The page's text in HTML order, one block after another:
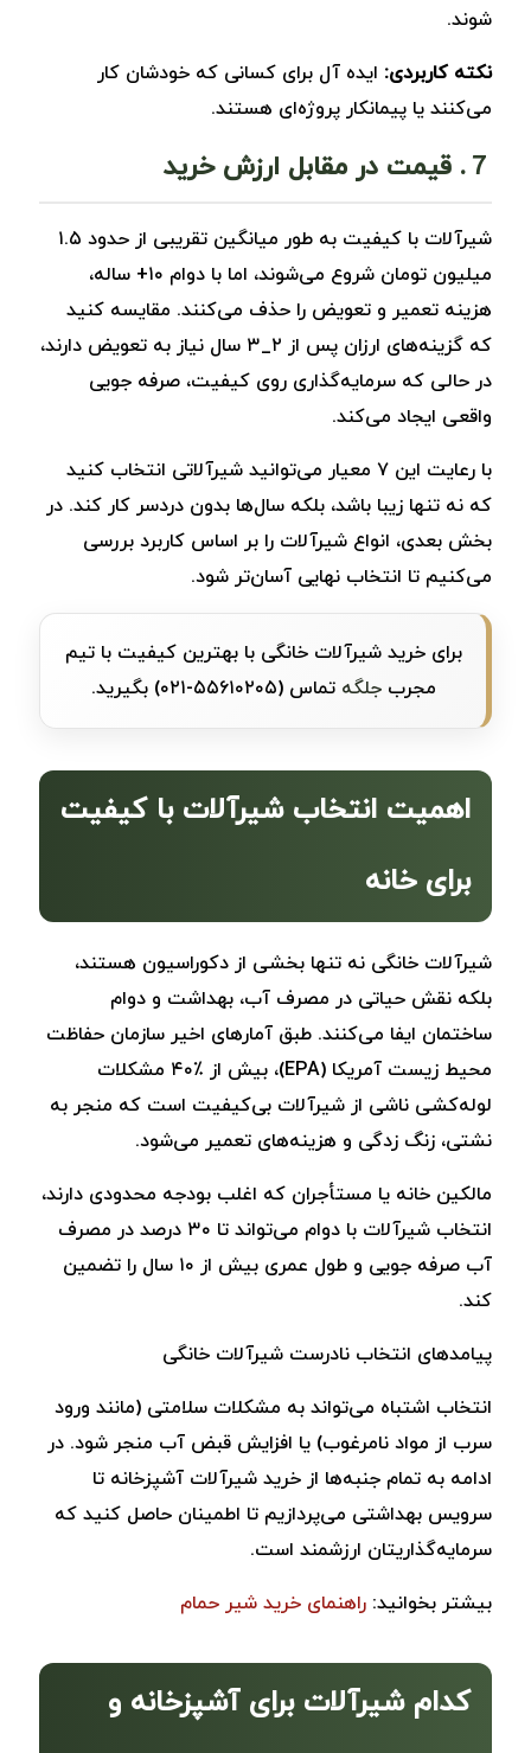
شوند.
نکته کاربردی: ایده آل برای کسانی که خودشان کار
می‌کنند یا پیمانکار پروژه‌‌ای هستند.
７. قیمت در مقابل ارزش خرید
شیرآلات با کیفیت به طور میانگین تقریبی از حدود ۱.۵
میلیون تومان شروع می‌شوند، اما با دوام ۱۰+ ساله،
هزینه تعمیر و تعویض را حذف می‌کنند. مقایسه کنید
که گزینه‌های ارزان پس از ۲_۳ سال نیاز به تعویض دارند،
در حالی که سرمایه‌گذاری روی کیفیت، صرفه ‌جویی
واقعی ایجاد می‌کند.
با رعایت این ۷ معیار می‌توانید شیرآلاتی انتخاب کنید
که نه تنها زیبا باشد، بلکه سال‌ها بدون دردسر کار کند. در
بخش بعدی، انواع شیرآلات را بر اساس کاربرد بررسی
می‌کنیم تا انتخاب نهایی آسان‌تر شود.
برای خرید شیرآلات خانگی با بهترین کیفیت با تیم
مجربجلگه تماس (۵۵۶۱۰۲۰۵-۰۲۱ ) بگیرید.
اهمیت انتخاب شیرآلات با کیفیت
برای خانه
شیرآلات خانگی نه تنها بخشی از دکوراسیون هستند،
بلکه نقش حیاتی در مصرف آب، بهداشت و دوام
ساختمان ایفا می‌کنند. طبق آمارهای اخیر سازمان حفاظت
محیط زیست آمریکا (EPA)، بیش از ٪۴۰ مشکلات
لوله‌کشی ناشی از شیرآلات بی‌کیفیت است که منجر به
نشتی، زنگ ‌زدگی و هزینه‌های تعمیر می‌شود.
مالکین خانه یا مستأجران که اغلب بودجه محدودی دارند،
انتخاب شیرآلات با دوام می‌تواند تا ۳۰ درصد در مصرف
آب صرفه‌ جویی و طول عمری بیش از ۱۰ سال را تضمین
کند.
پیامدهای انتخاب نادرست شیرآلات خانگی
انتخاب اشتباه می‌تواند به مشکلات سلامتی (مانند ورود
سرب از مواد نامرغوب) یا افزایش قبض آب منجر شود. در
ادامه به تمام جنبه‌ها از خرید شیرآلات آشپزخانه تا
سرویس بهداشتی می‌پردازیم تا اطمینان حاصل کنید که
سرمایه‌گذاریتان ارزشمند است.
بیشتر بخوانید: راهنمای خرید شیر حمام
کدام شیرآلات برای آشپزخانه و